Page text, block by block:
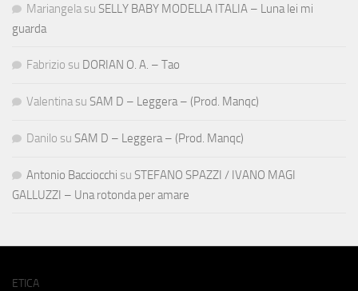
Mariangela su SELLY BABY MODELLA ITALIA – Luna lei mi
guarda
Fabrizio su DORIAN O. A. – Tao
Valentina su SAM D – Leggera – (Prod. Manqc)
Danilo su SAM D – Leggera – (Prod. Manqc)
Antonio Bacciocchi su STEFANO SPAZZI / IVANO MAGI
GALLUZZI – Una rotonda per amare
ETICA